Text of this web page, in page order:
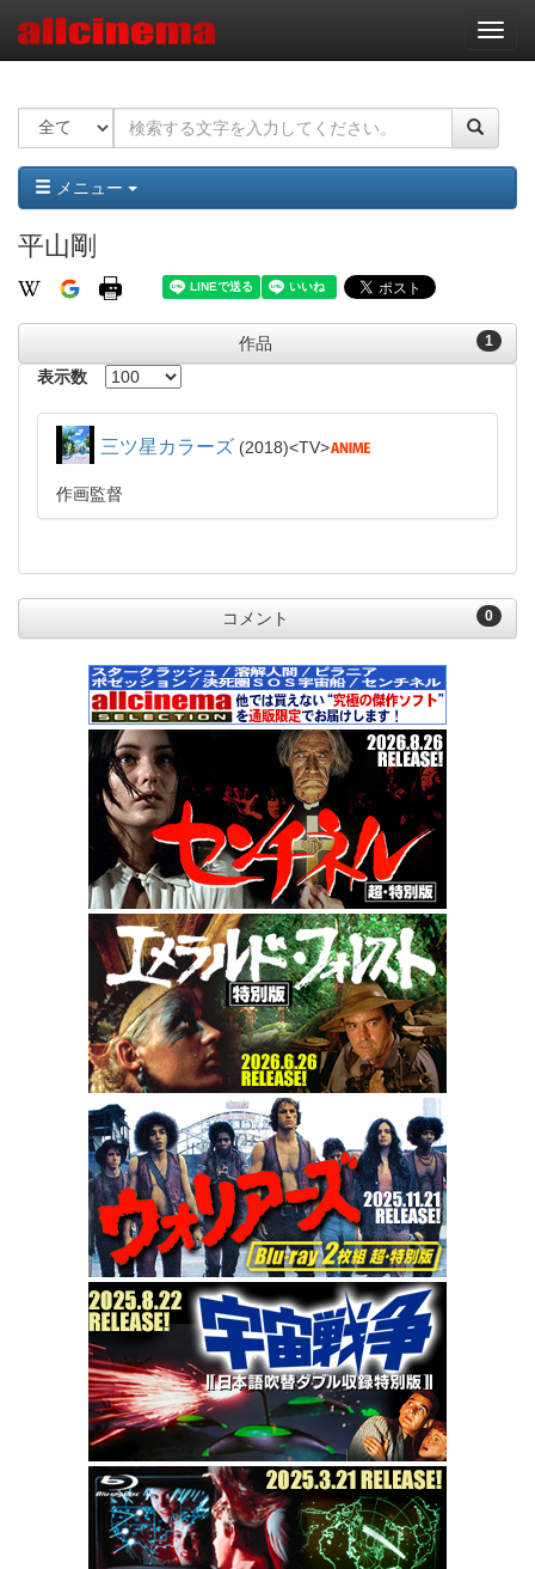
ナ
ビ
ー
ョ
ン
メニュー
平山剛
1
作品
表示数
三ツ星カラーズ 2018 TV
作画監督
0
コメント